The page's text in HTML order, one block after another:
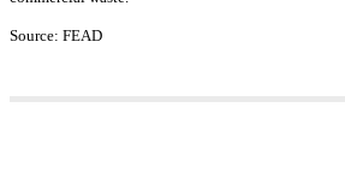
Source: FEAD